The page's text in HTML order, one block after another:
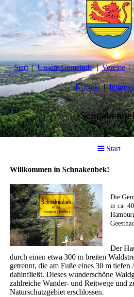
Start Unsere Gemeinde Vereine
Kontakt
Start
Willkommen in Schnakenbek!
Die
in ca.
Der
durch einen etwa 300 m breiten
getrennt, die am Fuße eines 30 m tiefen
dahinfließt. Dieses wunderschöne
zahlreiche Wander- und Reitwege und
Naturschutzgebiet erschlossen.